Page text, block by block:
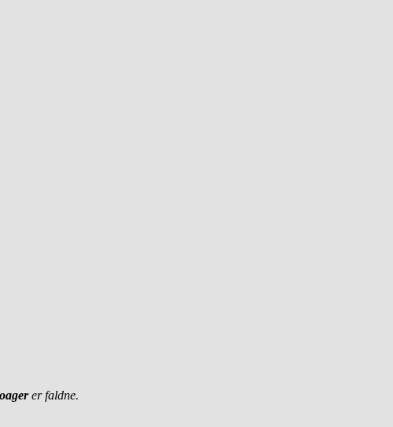
er faldne.